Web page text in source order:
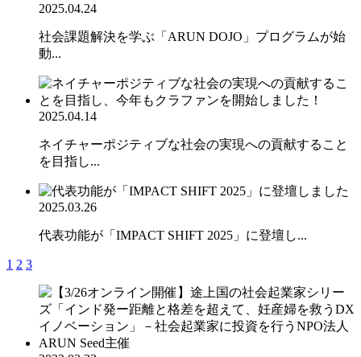
2025.04.24
社会課題解決を学ぶ「ARUN DOJO」プログラムが始
動...
2025.04.14
ネイチャーポジティブな社会の実現への貢献すること
を目指し...
2025.03.26
代表功能が「IMPACT SHIFT 2025」に登壇し...
1 2 3